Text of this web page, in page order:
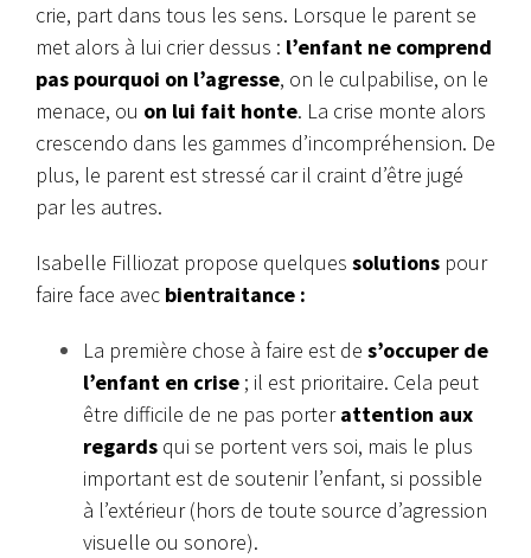
crie, part dans tous les sens. Lorsque le parent se
met alors à lui crier dessus : l’enfant ne comprend
pas pourquoi on l’agresse, on le culpabilise, on le
menace, ou on lui fait honte. La crise monte alors
crescendo dans les gammes d’incompréhension. De
plus, le parent est stressé car il craint d’être jugé
par les autres.
Isabelle Filliozat propose quelques solutions pour
faire face avec bientraitance :
La première chose à faire est de s’occuper de
l’enfant en crise ; il est prioritaire. Cela peut
être difficile de ne pas porterattention aux
regards qui se portent vers soi, mais le plus
important est de soutenir l’enfant, si possible
à l’extérieur (hors de toute source d’agression
visuelle ou sonore).